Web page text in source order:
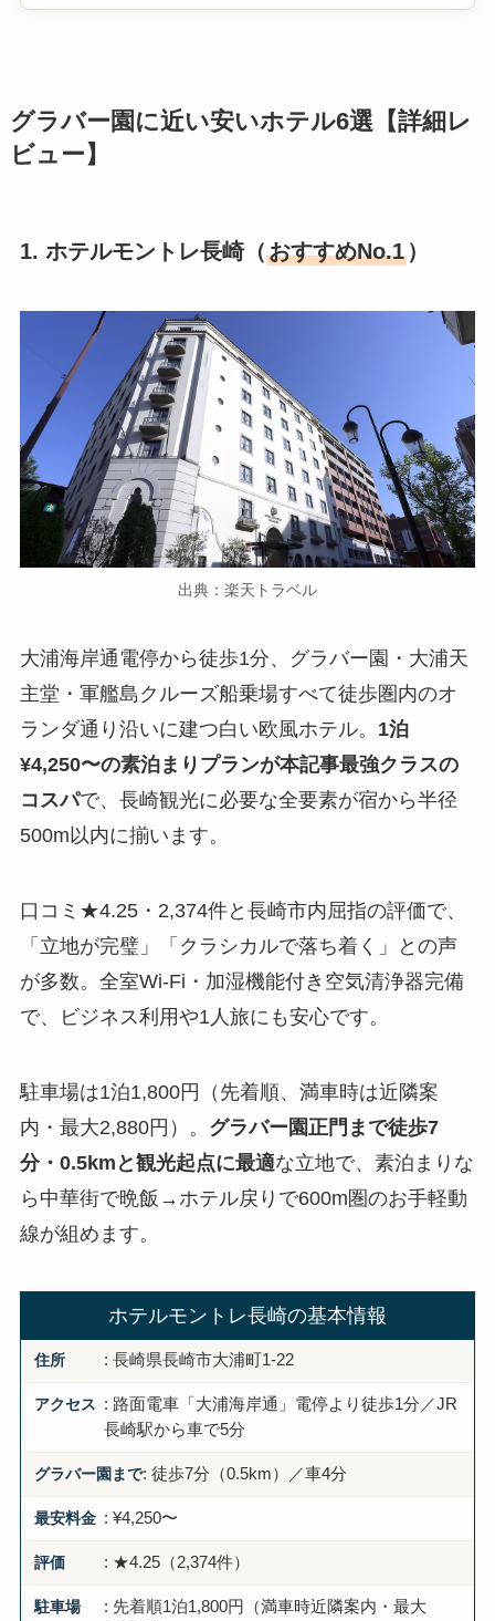
グラバー園に近い安いホテル6選【詳細レ
ビュー】
1. ホテルモントレ長崎（おすすめNo.1）
出典：楽天トラベル
大浦海岸通電停から徒歩1分、グラバー園・大浦天
主堂・軍艦島クルーズ船乗場すべて徒歩圏内のオ
ランダ通り沿いに建つ白い欧風ホテル。 1泊
¥4,250〜の素泊まりプランが本記事最強クラスの
コスパで、長崎観光に必要な全要素が宿から半径
500m以内に揃います。
口コミ★4.25・2,374件と長崎市内屈指の評価で、
「立地が完璧」「クラシカルで落ち着く」との声
が多数。全室Wi-Fi・加湿機能付き空気清浄器完備
で、ビジネス利用や1人旅にも安心です。
駐車場は1泊1,800円（先着順、満車時は近隣案
内・最大2,880円）。 グラバー園正門まで徒歩7
分・0.5kmと観光起点に最適な立地で、素泊まりな
ら中華街で晩飯→ホテル戻りで600m圏のお手軽動
線が組めます。
ホテルモントレ長崎の基本情報
住所 : 長崎県長崎市大浦町1-22
アクセス : 路面電車「大浦海岸通」電停より徒歩1分／JR
長崎駅から車で5分
グラバー園まで: 徒歩7分（0.5km）／車4分
最安料金 : ¥4,250〜
評価 : ★4.25（2,374件）
駐車場
: 先着順1泊1,800円（満車時近隣案内・最大